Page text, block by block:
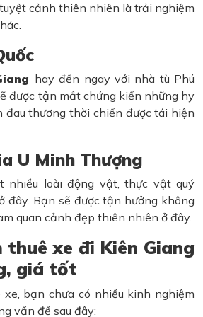
cảnh thiên nhiên là trải nghiệm
hay đến ngay với nhà tù Phú
được tận mắt chứng kiến những hy
đau thương thời chiến được tái hiện
U Minh Thượng
nhiều loài động vật, thực vật quý
đây. Bạn sẽ được tận hưởng không
quan cảnh đẹp thiên nhiên ở đây.
thuê xe đi Kiên Giang
giá tốt
bạn chưa có nhiều kinh nghiệm
vấn đề sau đây: